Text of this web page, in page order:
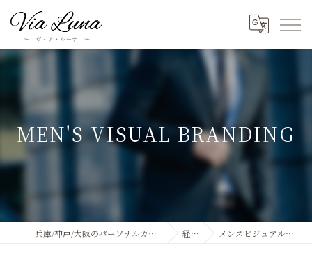
MEN'S VISUAL BRANDING
兵庫/神戸/大阪のパーソナルカラー診断ならVia Luna 経営者 メンズビジュアルブランディング